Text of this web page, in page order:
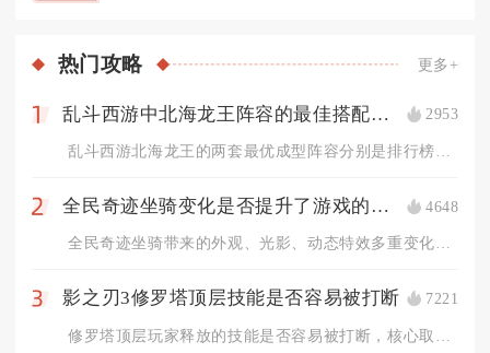
热门攻略 更多+
乱斗西游中北海龙王阵容的最佳搭配是什么 2953
2 全民奇迹坐骑变化是否提升了游戏的视觉效果 4648
全民奇迹坐骑带来的外观、光影、动态特效多重变化，全方位提升了...
3 影之刃3修罗塔顶层技能是否容易被打断 7221